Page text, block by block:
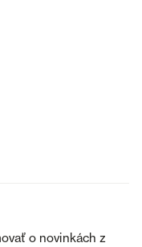
o novinkách z